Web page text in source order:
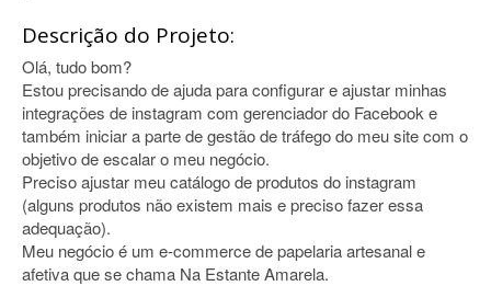
Descrição do Projeto:
Olá, tudo bom?
Estou precisando de ajuda para configurar e ajustar minhas
integrações de instagram com gerenciador do Facebook e
também iniciar a parte de gestão de tráfego do meu site com o
objetivo de escalar o meu negócio.
Preciso ajustar meu catálogo de produtos do instagram
(alguns produtos não existem mais e preciso fazer essa
adequação).
Meu negócio é um e-commerce de papelaria artesanal e
afetiva que se chama Na Estante Amarela.